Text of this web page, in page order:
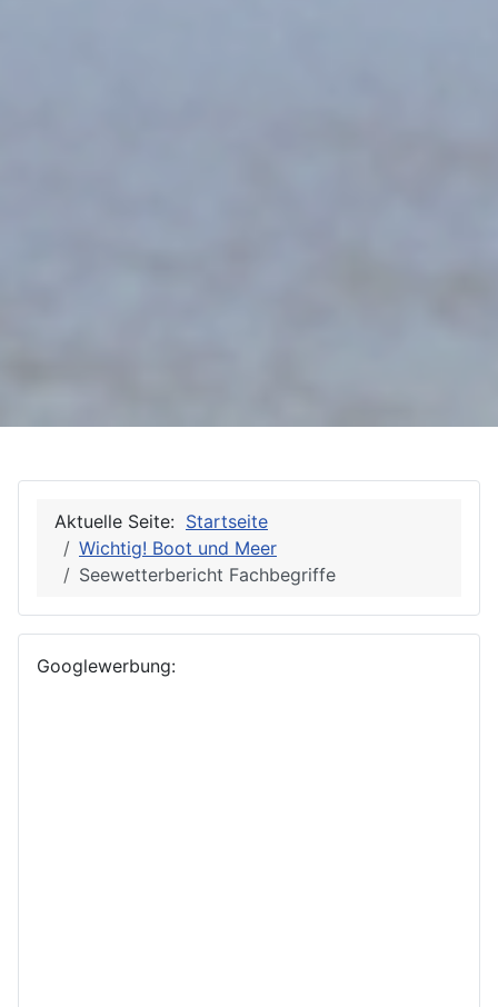
Aktuelle Seite: Startseite
Wichtig! Boot und Meer
Seewetterbericht Fachbegriffe
Googlewerbung: